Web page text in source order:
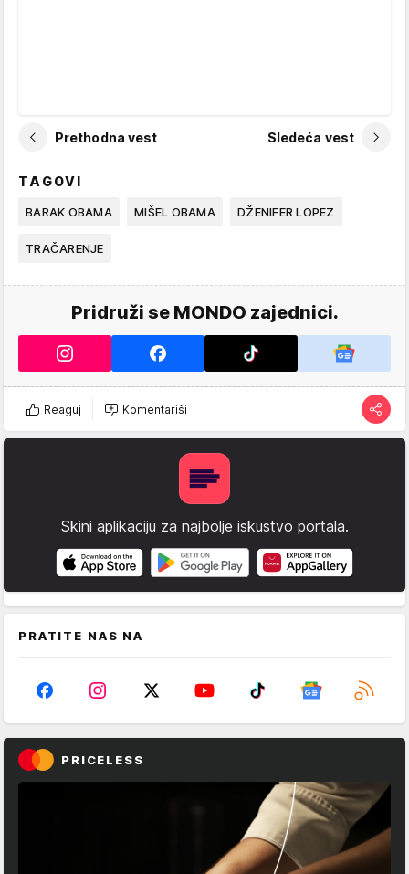
Prethodna vest Sledeća vest
TAGOVI
BARAK OBAMA MIŠEL OBAMA DŽENIFER LOPEZ
TRAČARENJE
Pridruži se MONDO zajednici.
Reaguj Komentariši
Skini aplikaciju za najbolje iskustvo portala.
PRATITE NAS NA
PRICELESS